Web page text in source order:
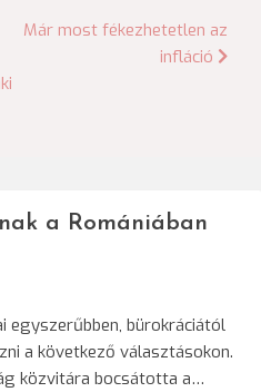
Már most fékezhetetlen az
infláció
a Romániában
egyszerűbben, bürokráciától
a következő választásokon.
közvitára bocsátotta a…